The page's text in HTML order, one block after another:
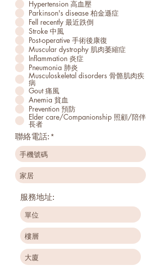
Hypertension 高血壓
Parkinson's disease 柏金遜症
Fell recently 最近跌倒
Stroke 中風
Post-operative 手術後康復
Muscular dystrophy 肌肉萎縮症
Inflammation 炎症
Pneumonia 肺炎
Musculoskeletal disorders 骨骼肌肉疾
病
Gout 痛風
Anemia 貧血
Prevention 預防
Elder care/Companionship 照顧/陪伴
長者
聯絡電話:
服務地址: